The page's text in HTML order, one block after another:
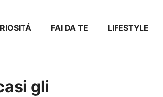
FAI DA TE LIFESTYLE
gli